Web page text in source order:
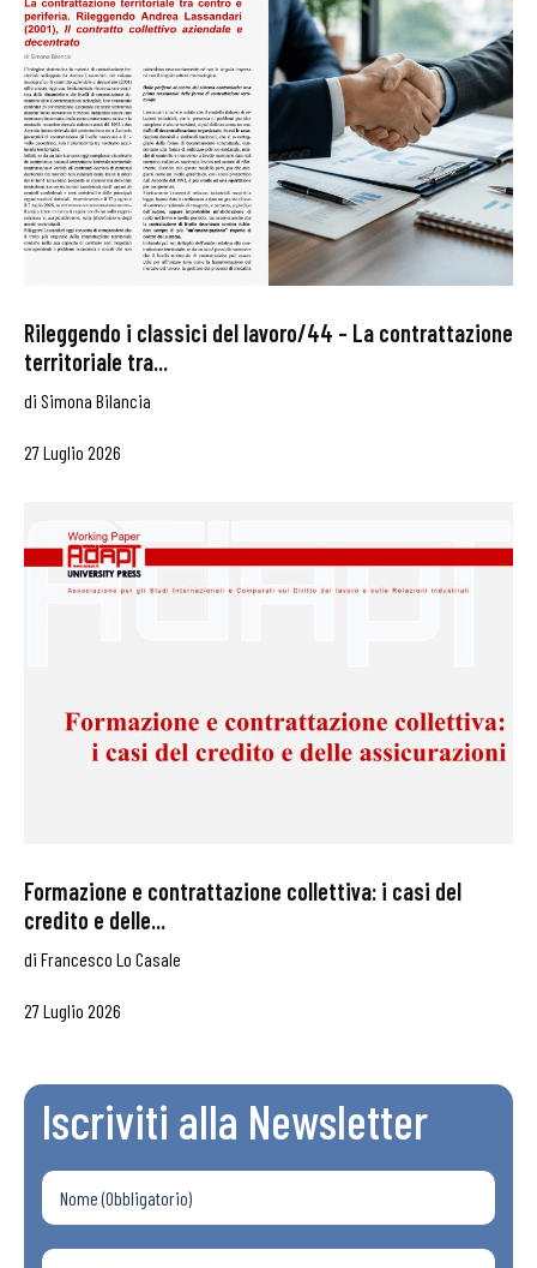
Rileggendo i classici del lavoro/44 – La contrattazione
territoriale tra...
di Simona Bilancia
27 Luglio 2026
Formazione e contrattazione collettiva: i casi del
credito e delle...
di Francesco Lo Casale
27 Luglio 2026
Iscriviti alla Newsletter